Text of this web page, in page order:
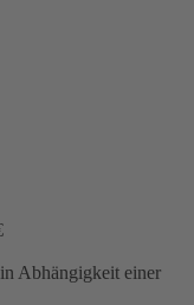
Abhängigkeit einer